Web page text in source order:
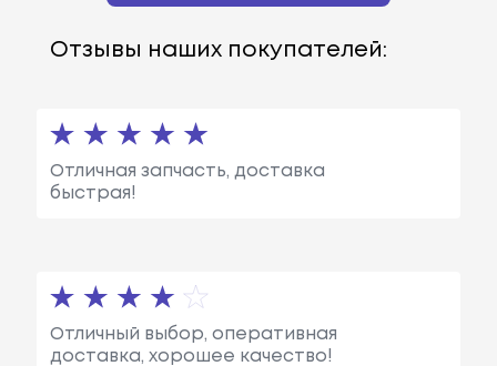
Отзывы наших покупателей:
Отличная запчасть, доставка
быстрая!
Отличный выбор, оперативная
доставка, хорошее качество!